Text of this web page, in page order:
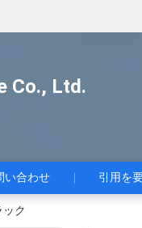
Co., Ltd.
い合わせ 引用を
ク